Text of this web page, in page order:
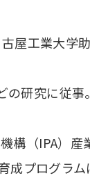
屋工業大学
研究に従事。
構（IPA）産
成プログラ